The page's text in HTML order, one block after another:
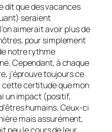
dit que des vacances
seraient
aimerait avoir plus de
pour simplement
notre rythme
Cependant, à chaque
j’éprouve toujours ce
certitude que mon
un impact (positif,
humains. Ceux-ci
mais assurément,